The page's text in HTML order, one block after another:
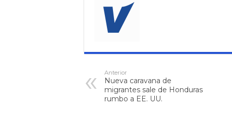
Anterior
Nueva caravana de
migrantes sale de Honduras
rumbo a EE. UU.